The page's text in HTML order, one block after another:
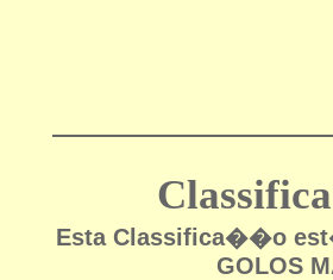
Esta Classifica��o
GOLOS